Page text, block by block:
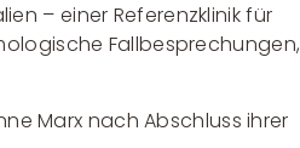
– einer Referenzklinik für
Fallbesprechungen,
Marx nach Abschluss ihrer